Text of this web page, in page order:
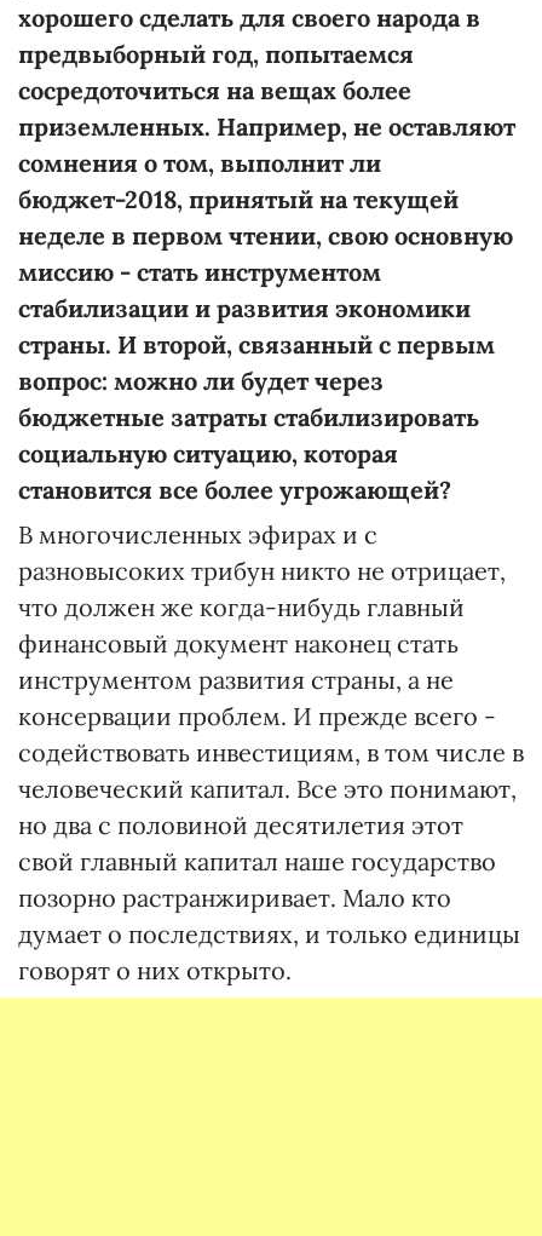
хорошего сделать для своего народа в
предвыборный год, попытаемся
сосредоточиться на вещах более
приземленных. Например, не оставляют
сомнения о том, выполнит ли
бюджет-2018, принятый на текущей
неделе в первом чтении, свою основную
миссию - стать инструментом
стабилизации и развития экономики
страны. И второй, связанный с первым
вопрос: можно ли будет через
бюджетные затраты стабилизировать
социальную ситуацию, которая
становится все более угрожающей?
В многочисленных эфирах и с
разновысоких трибун никто не отрицает,
что должен же когда-нибудь главный
финансовый документ наконец стать
инструментом развития страны, а не
консервации проблем. И прежде всего -
содействовать инвестициям, в том числе в
человеческий капитал. Все это понимают,
но два с половиной десятилетия этот
свой главный капитал наше государство
позорно растранжиривает. Мало кто
думает о последствиях, и только единицы
говорят о них открыто.